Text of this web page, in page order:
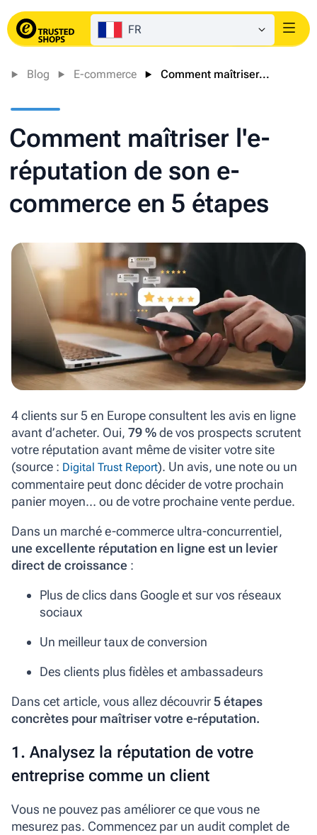
FR Login
Blog E-commerce Comment maîtriser...
Comment maîtriser l'e-
réputation de son e-
commerce en 5 étapes
4 clients sur 5 en Europe consultent les avis en ligne
avant d’acheter. Oui, 79 %de vos prospects scrutent
votre réputation avant même de visiter votre site
(source : Digital Trust Report). Un avis, une note ou un
commentaire peut donc décider de votre prochain
panier moyen… ou de votre prochaine vente perdue.
Dans un marché e-commerce ultra-concurrentiel,
une excellente réputation en ligne est un levier
direct de croissance :
Plus de clics dans Google et sur vos réseaux
sociaux
Un meilleur taux de conversion
Des clients plus fidèles et ambassadeurs
Dans cet article, vous allez découvrir5 étapes
concrètes pour maîtriser votre e-réputation.
1. Analysez la réputation de votre
entreprise comme un client
Vous ne pouvez pas améliorer ce que vous ne
mesurez pas. Commencez par un audit complet de